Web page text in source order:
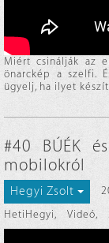
Miért csinálják az
önarckép a szelfi.
ügyelj, ha ilyet
#40 BÚÉK
mobilokról
Hegyi Zsolt
HetiHegyi , Videó,